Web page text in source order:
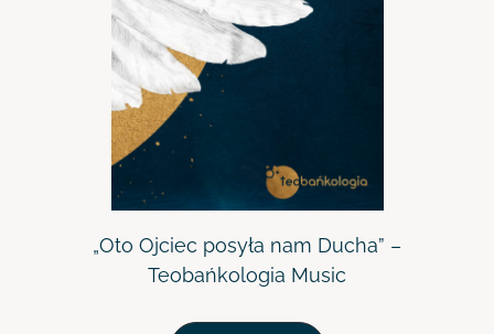
„Oto Ojciec posyła nam Ducha” –
Teobańkologia Music